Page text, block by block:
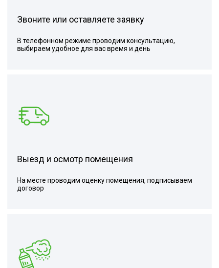
Звоните или оставляете заявку
В телефонном режиме проводим консультацию,
выбираем удобное для вас время и день
Выезд и осмотр помещения
На месте проводим оценку помещения, подписываем
договор